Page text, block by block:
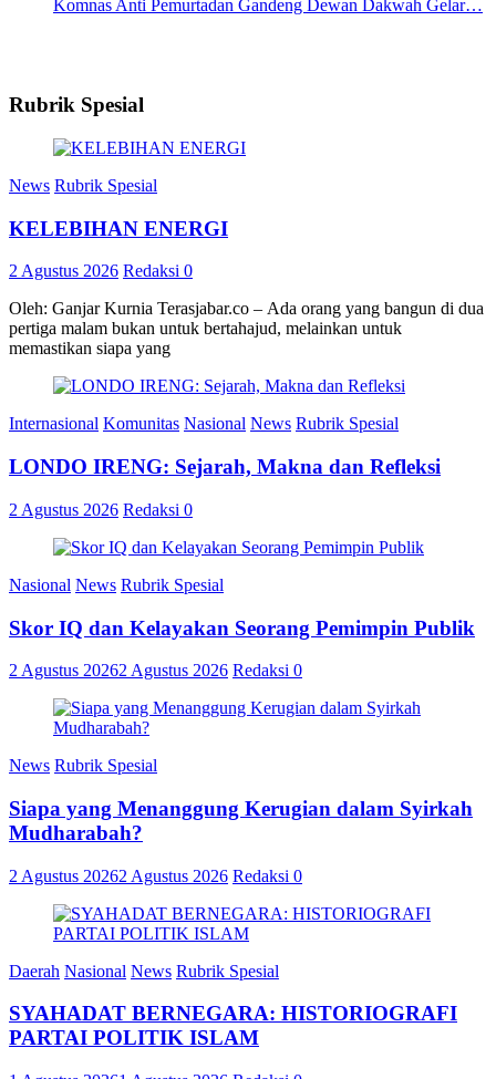
Komnas Anti Pemurtadan Gandeng Dewan Dakwah Gelar…
Rubrik Spesial
News Rubrik Spesial
KELEBIHAN ENERGI
2 Agustus 2026 Redaksi 0
Oleh: Ganjar Kurnia Terasjabar.co – Ada orang yang bangun di dua
pertiga malam bukan untuk bertahajud, melainkan untuk
memastikan siapa yang
Internasional Komunitas Nasional News Rubrik Spesial
LONDO IRENG: Sejarah, Makna dan Refleksi
2 Agustus 2026 Redaksi 0
Nasional News Rubrik Spesial
Skor IQ dan Kelayakan Seorang Pemimpin Publik
2 Agustus 20262 Agustus 2026 Redaksi 0
News Rubrik Spesial
Siapa yang Menanggung Kerugian dalam Syirkah
Mudharabah?
2 Agustus 20262 Agustus 2026 Redaksi 0
Daerah Nasional News Rubrik Spesial
SYAHADAT BERNEGARA: HISTORIOGRAFI
PARTAI POLITIK ISLAM